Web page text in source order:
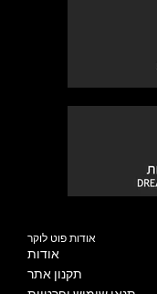
אודות פוט לוקר
אודות
תקנון אתר